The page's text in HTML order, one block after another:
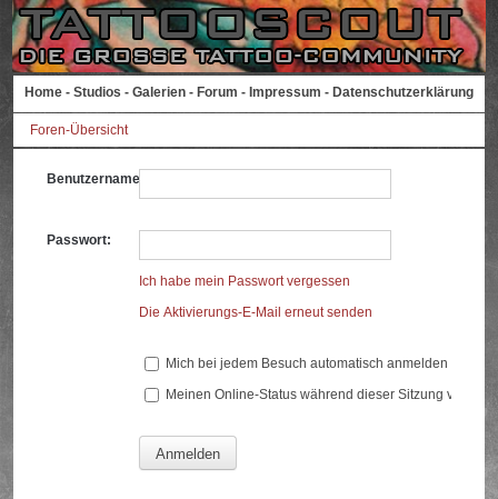
Home - Studios - Galerien - Forum - Impressum - Datenschutzerklärung
Foren-Übersicht
Benutzername:
Passwort:
Ich habe mein Passwort vergessen
Die Aktivierungs-E-Mail erneut senden
Mich bei jedem Besuch automatisch anmelden
Meinen Online-Status während dieser Sitzung